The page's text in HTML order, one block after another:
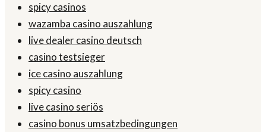
spicy casinos
wazamba casino auszahlung
live dealer casino deutsch
casino testsieger
ice casino auszahlung
spicy casino
live casino seriös
casino bonus umsatzbedingungen